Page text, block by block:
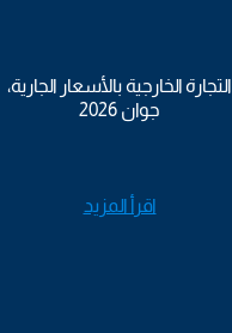
التجارة الخارجية بالأسعار الجارية،
جوان 2026
اقرأ المزيد